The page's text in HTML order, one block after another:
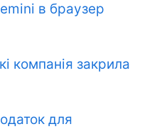
в браузер
компанія закрила
для